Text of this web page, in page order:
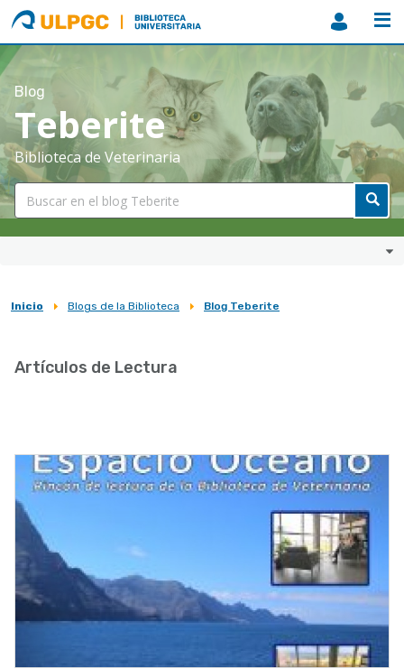
ULPGC
Biblioteca
ULPGC
Blog
Teberite
Biblioteca de Veterinaria
Sobrescribir
de
la
navegación
Inicio Blogs de la Biblioteca Blog Teberite
Artículos de Lectura